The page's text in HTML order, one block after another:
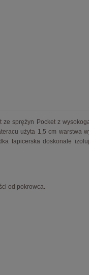
sprężyn Pocket z
użyta 1,5 cm warstwa
tapicerska doskonale
od pokrowca.